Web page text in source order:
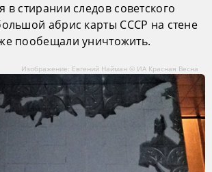
в стирании следов советского
абрис карты СССР на стене
пообещали уничтожить.
Изображение: Евгений Найман © ИА Красная Весна